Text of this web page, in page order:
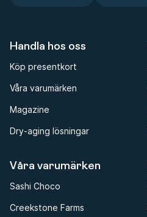
Handla hos oss
Köp presentkort
Våra varumärken
Magazine
Dry-aging lösningar
Våra varumärken
Sashi Choco
Creekstone Farms